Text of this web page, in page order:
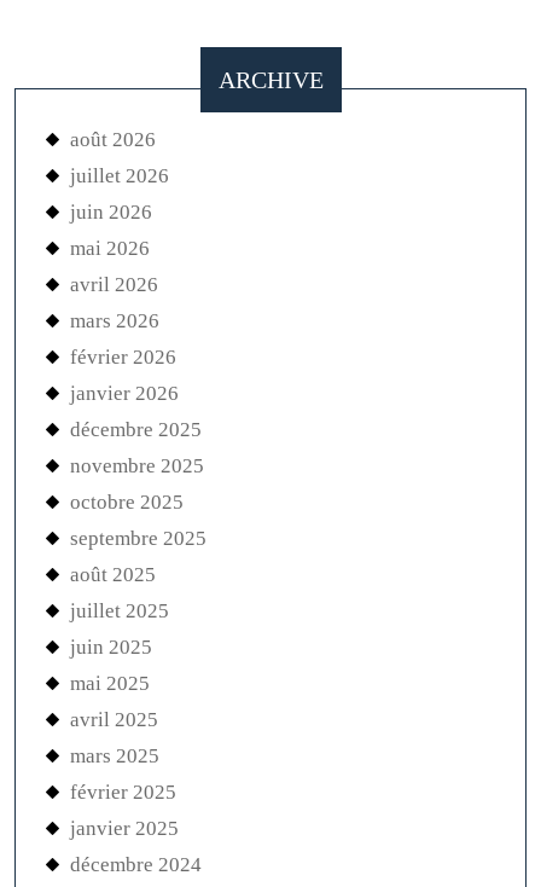
ARCHIVE
août 2026
juillet 2026
juin 2026
mai 2026
avril 2026
mars 2026
février 2026
janvier 2026
décembre 2025
novembre 2025
octobre 2025
septembre 2025
août 2025
juillet 2025
juin 2025
mai 2025
avril 2025
mars 2025
février 2025
janvier 2025
décembre 2024